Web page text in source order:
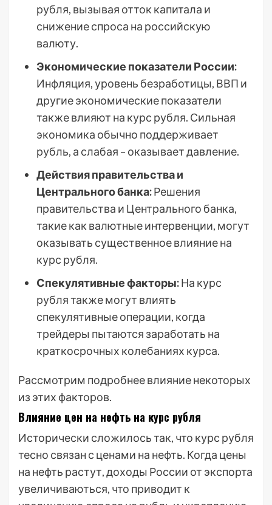
рубля, вызывая отток капитала и
снижение спроса на российскую
валюту.
Экономические показатели России:
Инфляция, уровень безработицы, ВВП и
другие экономические показатели
также влияют на курс рубля. Сильная
экономика обычно поддерживает
рубль, а слабая – оказывает давление.
Действия правительства и
Центрального банка:Решения
правительства и Центрального банка,
такие как валютные интервенции, могут
оказывать существенное влияние на
курс рубля.
Спекулятивные факторы:На курс
рубля также могут влиять
спекулятивные операции, когда
трейдеры пытаются заработать на
краткосрочных колебаниях курса.
Рассмотрим подробнее влияние некоторых
из этих факторов.
Влияние цен на нефть на курс рубля
Исторически сложилось так, что курс рубля
тесно связан с ценами на нефть. Когда цены
на нефть растут, доходы России от экспорта
увеличиваються, что приводит к